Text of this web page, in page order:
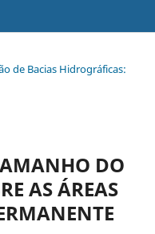
de Bacias Hidrográficas:
DO
AS ÁREAS